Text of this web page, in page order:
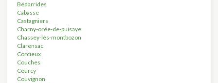
Bédarrides
Cabasse
Castagniers
Charny-orée-de-puisaye
Chassey-lès-montbozon
Clarensac
Corcieux
Couches
Courcy
Couvignon